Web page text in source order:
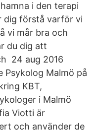
i den terapi
dig förstå varför vi
vi mår bra och
du dig att
24 aug 2016
Psykolog Malmö på
KBT,
i Malmö
Viotti är
och använder de